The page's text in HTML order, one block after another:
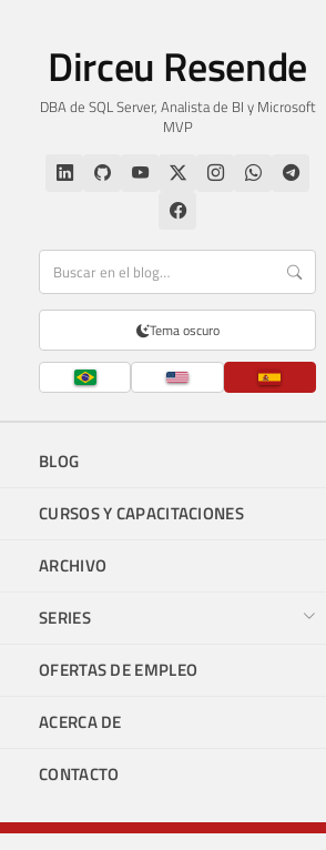
Dirceu Resende
DBA de SQL Server, Analista de BI y Microsoft
MVP
Tema oscuro
BLOG
CURSOS Y CAPACITACIONES
ARCHIVO
SERIES
OFERTAS DE EMPLEO
ACERCA DE
CONTACTO